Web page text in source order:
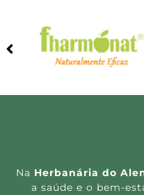
Na Herbanária do
a saúde e o bem-